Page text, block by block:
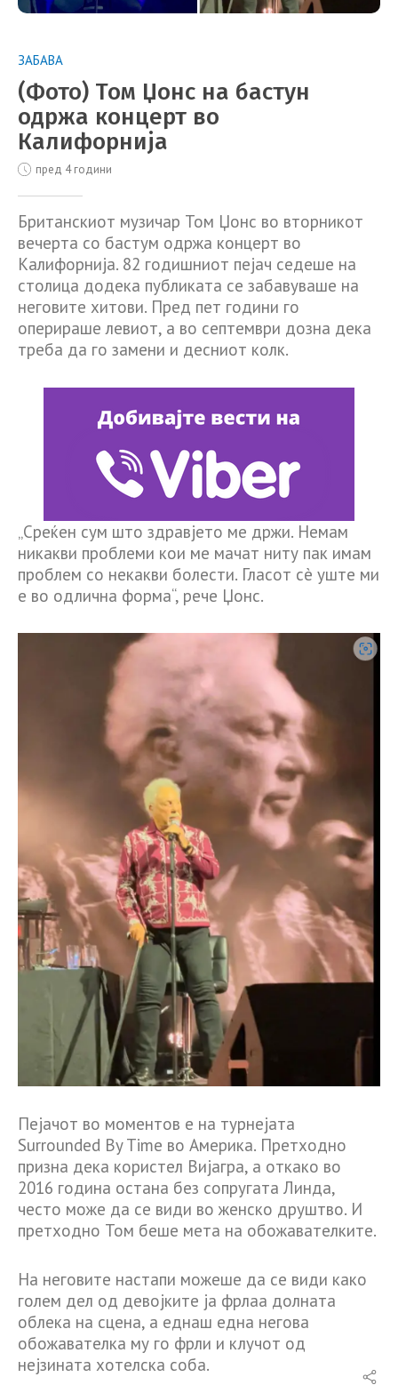
ЗАБАВА
(Фото) Том Џонс на бастун
одржа концерт во
Калифорнија
пред 4 години
Британскиот музичар Том Џонс во вторникот
вечерта со бастум одржа концерт во
Калифорнија. 82 годишниот пејач седеше на
столица додека публиката се забавуваше на
неговите хитови. Пред пет години го
оперираше левиот, а во септември дозна дека
треба да го замени и десниот колк.
„Среќен сум што здравјето ме држи. Немам
никакви проблеми кои ме мачат ниту пак имам
проблем со некакви болести. Гласот сè уште ми
е во одлична форма“, рече Џонс.
Пејачот во моментов е на турнејата
Surrounded By Time во Америка. Претходно
призна дека користел Вијагра, а откако во
2016 година остана без сопругата Линда,
често може да се види во женско друштво. И
претходно Том беше мета на обожавателките.
На неговите настапи можеше да се види како
голем дел од девојките ја фрлаа долната
облека на сцена, а еднаш една негова
обожавателка му го фрли и клучот од
нејзината хотелска соба.